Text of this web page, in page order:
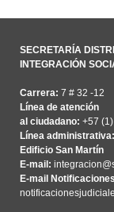
SECRETARÍA
INTEGRACIÓN
Carrera: 7 # 32 -12
Línea de atención
al ciudadano: +57
Línea administrativa:
Edificio San Martín
E-mail:
E-mail